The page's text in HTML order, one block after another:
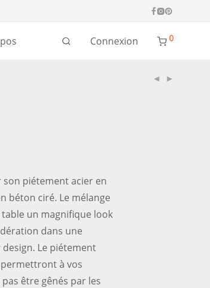
Connexion 0
piétement acier en
béton ciré. Le mélange
un magnifique look
dans une
Le piétement
à vos
être gênés par les